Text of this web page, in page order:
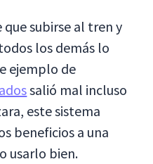
subirse al tren y
los demás lo
ejemplo de
salió mal incluso
este sistema
beneficios a una
usarlo bien.